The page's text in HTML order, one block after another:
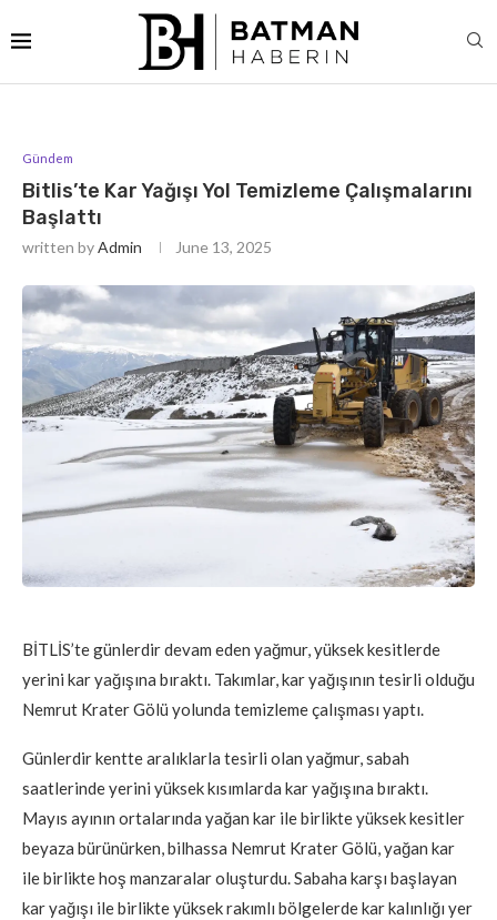
Gündem
Bitlis’te Kar Yağışı Yol Temizleme Çalışmalarını
Başlattı
written byAdmin June 13, 2025
BİTLİS’te günlerdir devam eden yağmur, yüksek kesitlerde
yerini kar yağışına bıraktı. Takımlar, kar yağışının tesirli olduğu
Nemrut Krater Gölü yolunda temizleme çalışması yaptı.
Günlerdir kentte aralıklarla tesirli olan yağmur, sabah
saatlerinde yerini yüksek kısımlarda kar yağışına bıraktı.
Mayıs ayının ortalarında yağan kar ile birlikte yüksek kesitler
beyaza bürünürken, bilhassa Nemrut Krater Gölü, yağan kar
ile birlikte hoş manzaralar oluşturdu. Sabaha karşı başlayan
kar yağışı ile birlikte yüksek rakımlı bölgelerde kar kalınlığı yer